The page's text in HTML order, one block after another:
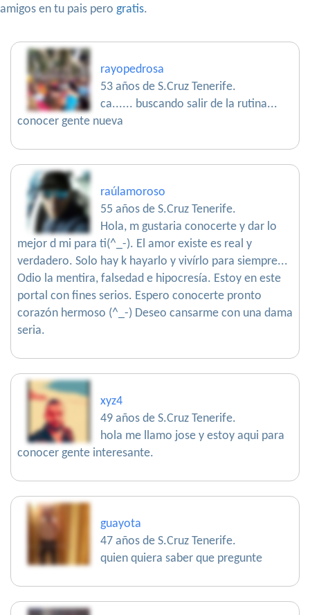
amigos en tu pais pero gratis.
rayopedrosa
53 años de S.Cruz Tenerife.
ca...... buscando salir de la rutina...
conocer gente nueva
raúlamoroso
55 años de S.Cruz Tenerife.
Hola, m gustaria conocerte y dar lo
mejor d mi para ti(^_-). El amor existe es real y
verdadero. Solo hay k hayarlo y vivírlo para siempre...
Odio la mentira, falsedad e hipocresía. Estoy en este
portal con fines serios. Espero conocerte pronto
corazón hermoso (^_-) Deseo cansarme con una dama
seria.
xyz4
49 años de S.Cruz Tenerife.
hola me llamo jose y estoy aqui para
conocer gente interesante.
guayota
47 años de S.Cruz Tenerife.
quien quiera saber que pregunte